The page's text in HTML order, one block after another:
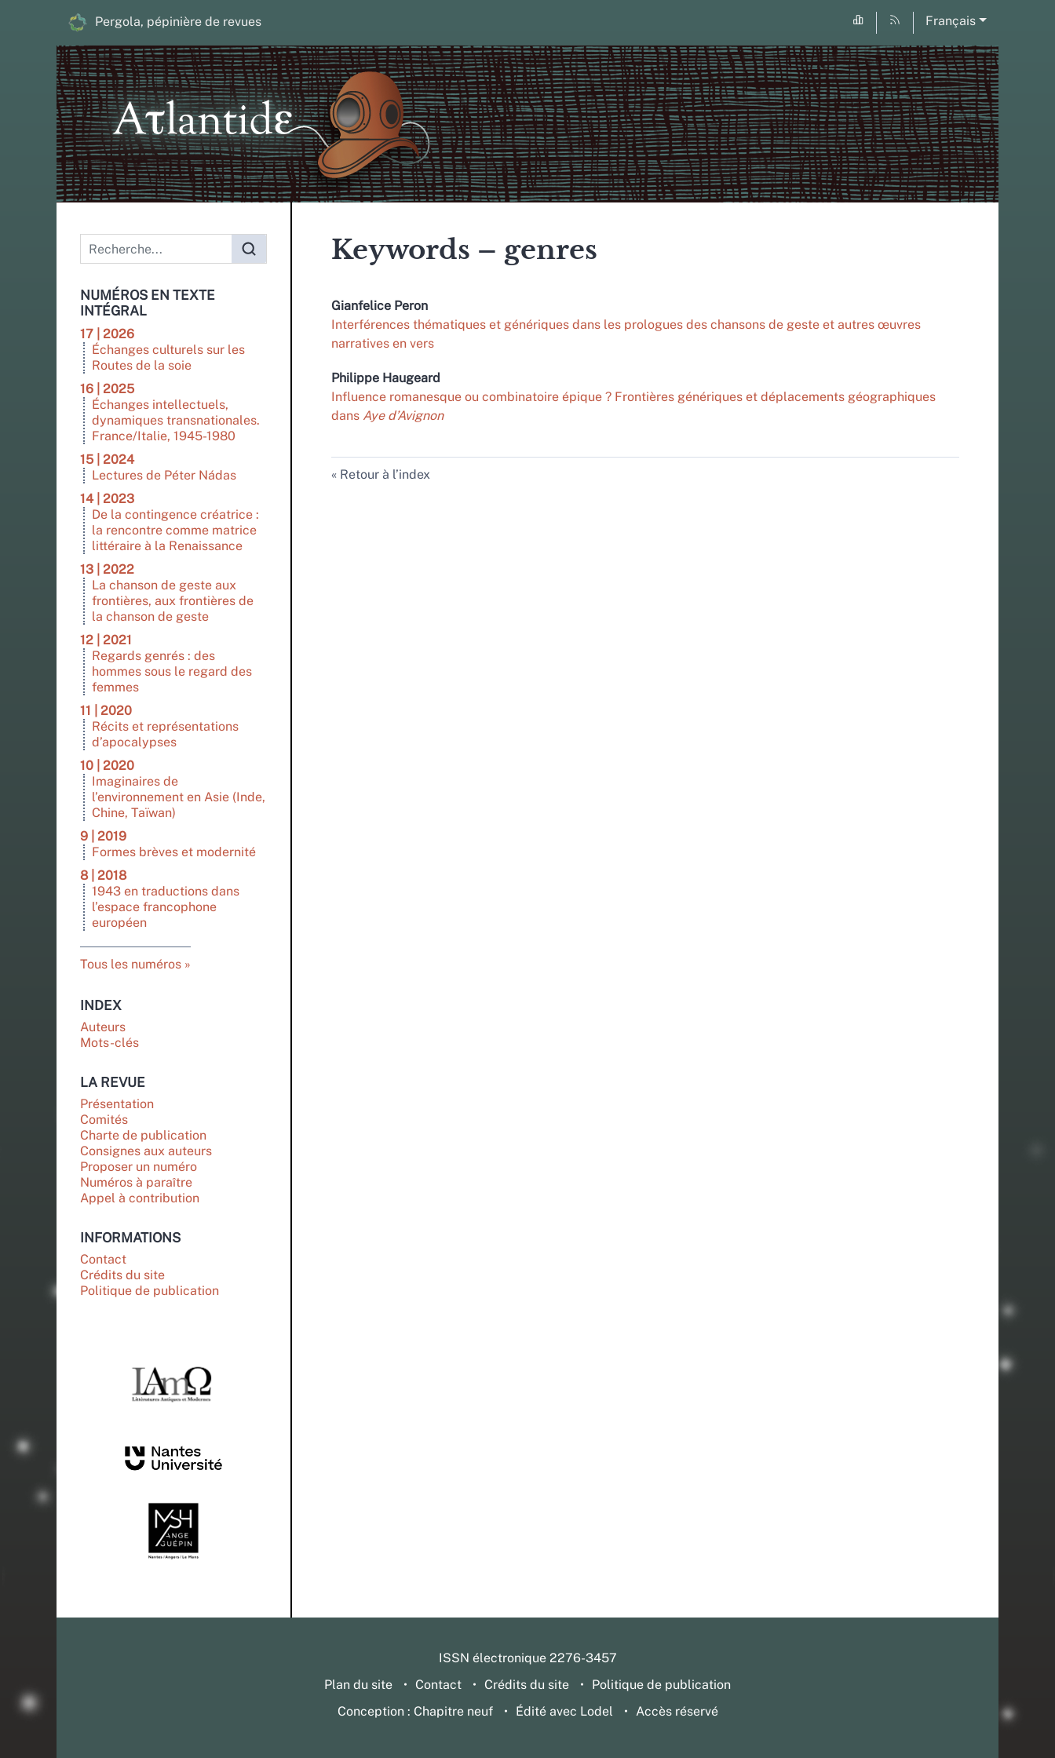
Pergola, pépinière de revues Français
Menu principal
NUMÉROS EN TEXTE
INTÉGRAL
17 | 2026
Échanges culturels sur les
Routes de la soie
16 | 2025
Échanges intellectuels,
dynamiques transnationales.
France/Italie, 1945-1980
15 | 2024
Lectures de Péter Nádas
14 | 2023
De la contingence créatrice :
la rencontre comme matrice
littéraire à la Renaissance
13 | 2022
La chanson de geste aux
frontières, aux frontières de
la chanson de geste
12 | 2021
Regards genrés : des
hommes sous le regard des
femmes
11 | 2020
Récits et représentations
d’apocalypses
10 | 2020
Imaginaires de
l’environnement en Asie (Inde,
Chine, Taïwan)
9 | 2019
Formes brèves et modernité
8 | 2018
1943 en traductions dans
l’espace francophone
européen
Tous les numéros
INDEX
Auteurs
Mots-clés
LA REVUE
Présentation
Comités
Charte de publication
Consignes aux auteurs
Proposer un numéro
Numéros à paraître
Appel à contribution
INFORMATIONS
Contact
Crédits du site
Politique de publication
Keywords – genres
Gianfelice Peron
Interférences thématiques et génériques dans les prologues des chansons de geste et autres œuvres
narratives en vers
Philippe Haugeard
Influence romanesque ou combinatoire épique ? Frontières génériques et déplacements géographiques
dans Aye d’Avignon
Retour à l’index
ISSN électronique 2276-3457
Plan du site
Contact Crédits du site
Politique de publication
Conception : Chapitre neuf
Édité avec Lodel Accès réservé